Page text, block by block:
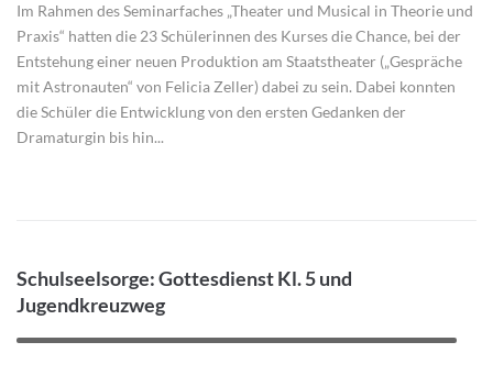
Im Rahmen des Seminarfaches „Theater und Musical in Theorie und
Praxis“ hatten die 23 Schülerinnen des Kurses die Chance, bei der
Entstehung einer neuen Produktion am Staatstheater („Gespräche
mit Astronauten“ von Felicia Zeller) dabei zu sein. Dabei konnten
die Schüler die Entwicklung von den ersten Gedanken der
Dramaturgin bis hin...
Schulseelsorge: Gottesdienst Kl. 5 und
Jugendkreuzweg